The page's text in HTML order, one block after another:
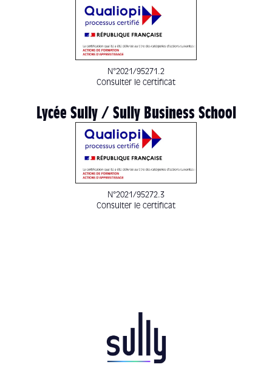
N°2021/95271.2
Consulter le certificat
Lycée Sully / Sully Business School
N°2021/95272.3
Consulter le certificat